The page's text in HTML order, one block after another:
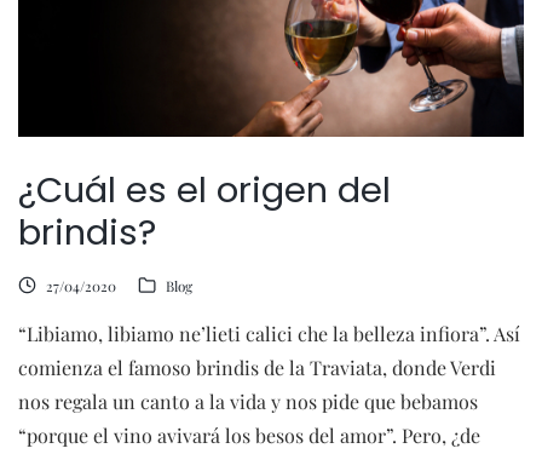
¿Cuál es el origen del
brindis?
27/04/2020 Blog
“Libiamo, libiamo ne’lieti calici che la belleza infiora”. Así
comienza el famoso brindis de la Traviata, donde Verdi
nos regala un canto a la vida y nos pide que bebamos
“porque el vino avivará los besos del amor”. Pero, ¿de